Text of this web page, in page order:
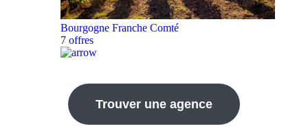
Bourgogne Franche Comté
7 offres
Trouver une agence